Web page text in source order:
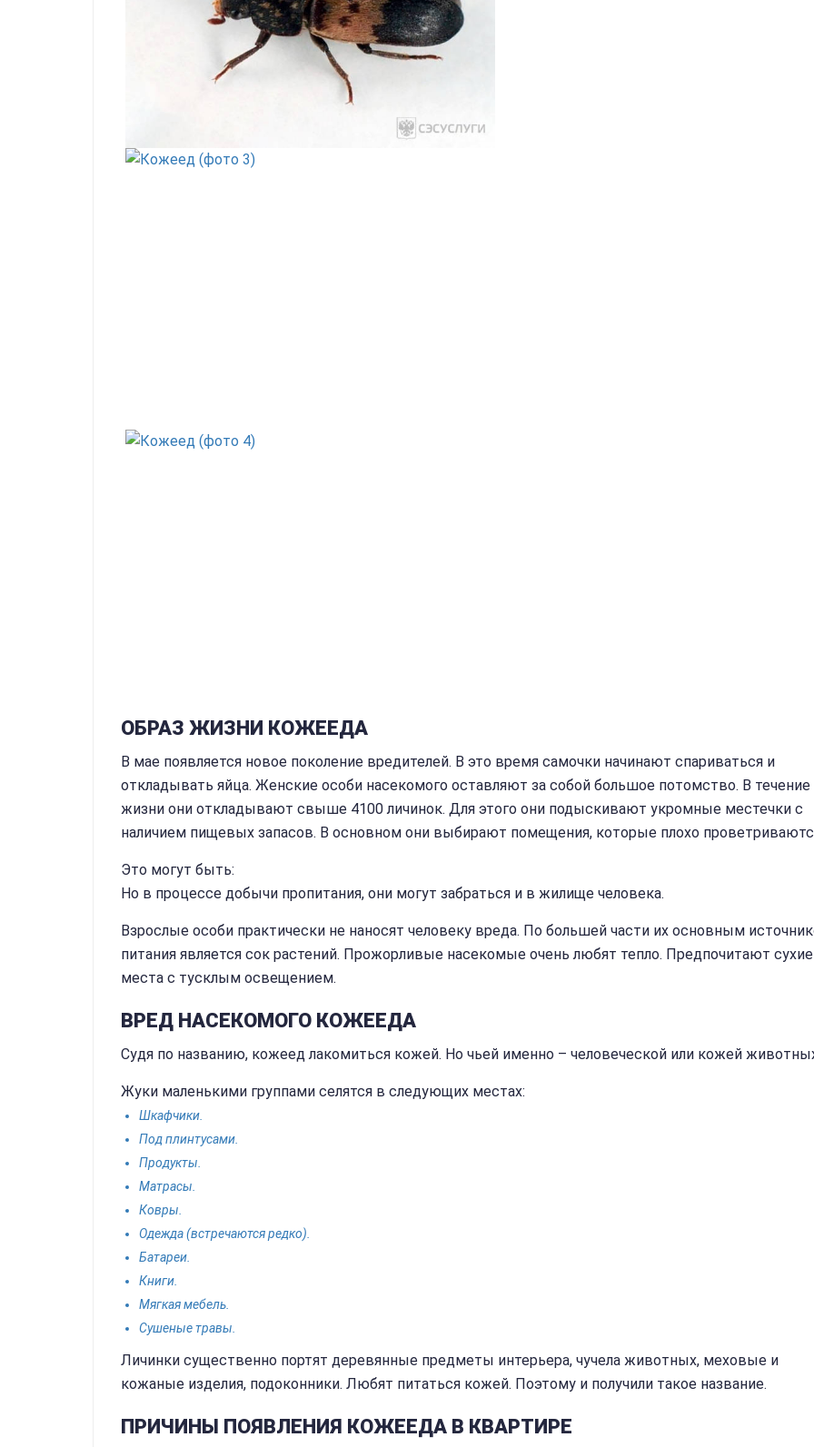
ОБРАЗ ЖИЗНИ КОЖЕЕДА
В мае появляется новое поколение вредителей. В это время самочки начинают спариваться и
откладывать яйца. Женские особи насекомого оставляют за собой большое потомство. В течение
жизни они откладывают свыше 4100 личинок. Для этого они подыскивают укромные местечки с
наличием пищевых запасов. В основном они выбирают помещения, которые плохо
Это могут быть:
Но в процессе добычи пропитания, они могут забраться и в жилище человека.
Взрослые особи практически не наносят человеку вреда. По большей части их основным
питания является сок растений. Прожорливые насекомые очень любят тепло. Предпочитают сухие
места с тусклым освещением.
ВРЕД НАСЕКОМОГО КОЖЕЕДА
Судя по названию, кожеед лакомиться кожей. Но чьей именно – человеческой или кожей
Жуки маленькими группами селятся в следующих местах:
Шкафчики.
Под плинтусами.
Продукты.
Матрасы.
Ковры.
Одежда (встречаются редко).
Батареи.
Книги.
Мягкая мебель.
Сушеные травы.
Личинки существенно портят деревянные предметы интерьера, чучела животных, меховые и
кожаные изделия, подоконники. Любят питаться кожей. Поэтому и получили такое название.
ПРИЧИНЫ ПОЯВЛЕНИЯ КОЖЕЕДА В КВАРТИРЕ